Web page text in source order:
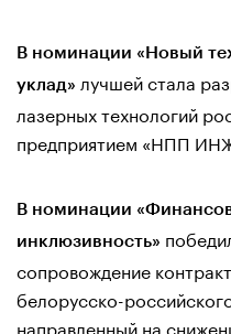
В номинации «Новый
уклад» лучшей стала
лазерных технологий
предприятием «НПП
В номинации
инклюзивность»
сопровождение
белорусско-
направленный на